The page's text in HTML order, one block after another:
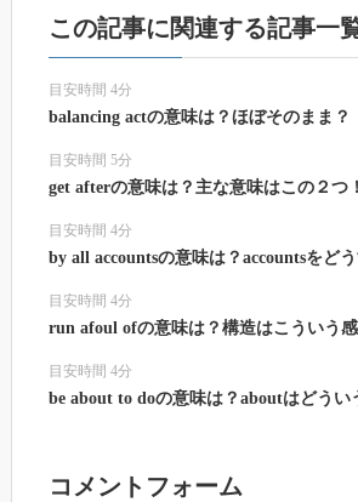
この記事に関連する記事一
目安時間 4分
balancing actの意味は？ほぼそのまま？
目安時間 5分
get afterの意味は？主な意味はこの２つ！
目安時間 4分
by all accountsの意味は？accountsをど
目安時間 4分
run afoul ofの意味は？構造はこういう感
目安時間 4分
be about to doの意味は？aboutはどうい
コメントフォーム